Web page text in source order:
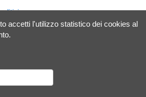
accetti l'utilizzo statistico dei cookies al